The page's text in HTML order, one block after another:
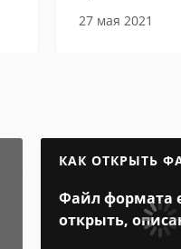
27 мая 2021
КАК ОТКРЫТЬ
Файл формата
открыть,
особенности